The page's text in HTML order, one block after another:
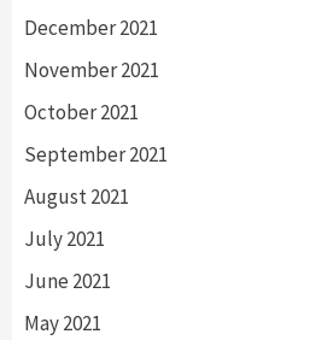
December 2021
November 2021
October 2021
September 2021
August 2021
July 2021
June 2021
May 2021